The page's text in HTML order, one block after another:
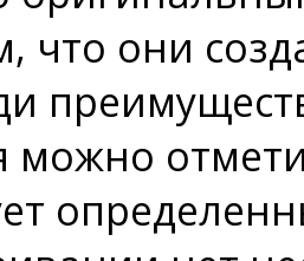
что они
можно